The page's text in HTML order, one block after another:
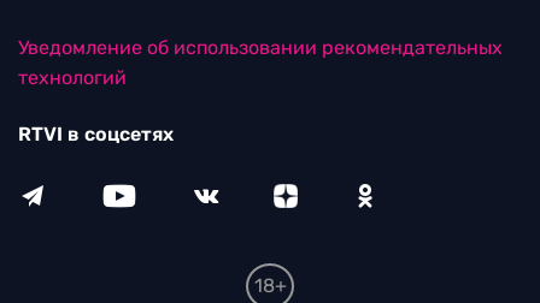
Уведомление об использовании рекомендательных
технологий
RTVI в соцсетях
18+